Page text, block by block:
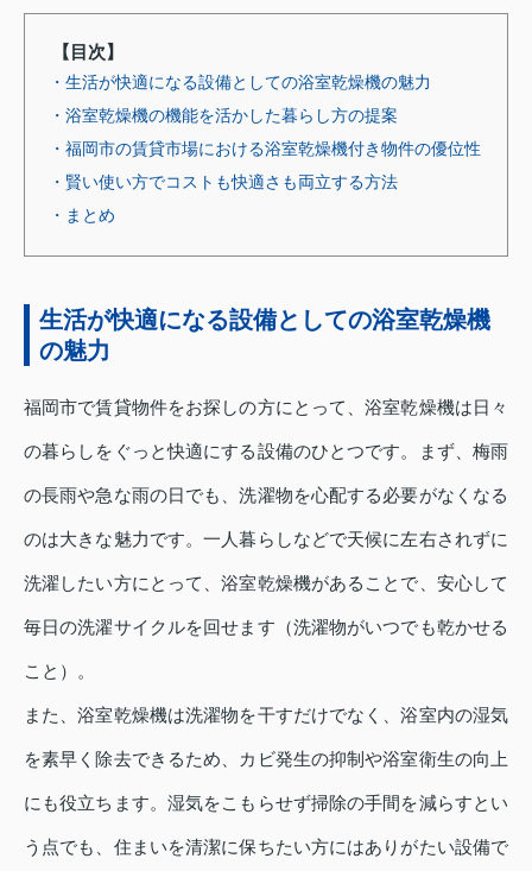
【目次】
・生活が快適になる設備としての浴室乾燥機の魅力
・浴室乾燥機の機能を活かした暮らし方の提案
・福岡市の賃貸市場における浴室乾燥機付き物件の優位性
・賢い使い方でコストも快適さも両立する方法
・まとめ
生活が快適になる設備としての浴室乾燥機
の魅力
福岡市で賃貸物件をお探しの方にとって、浴室乾燥機は日々
の暮らしをぐっと快適にする設備のひとつです。まず、梅雨
の長雨や急な雨の日でも、洗濯物を心配する必要がなくなる
のは大きな魅力です。一人暮らしなどで天候に左右されずに
洗濯したい方にとって、浴室乾燥機があることで、安心して
毎日の洗濯サイクルを回せます（洗濯物がいつでも乾かせる
こと）。
また、浴室乾燥機は洗濯物を干すだけでなく、浴室内の湿気
を素早く除去できるため、カビ発生の抑制や浴室衛生の向上
にも役立ちます。湿気をこもらせず掃除の手間を減らすとい
う点でも、住まいを清潔に保ちたい方にはありがたい設備で